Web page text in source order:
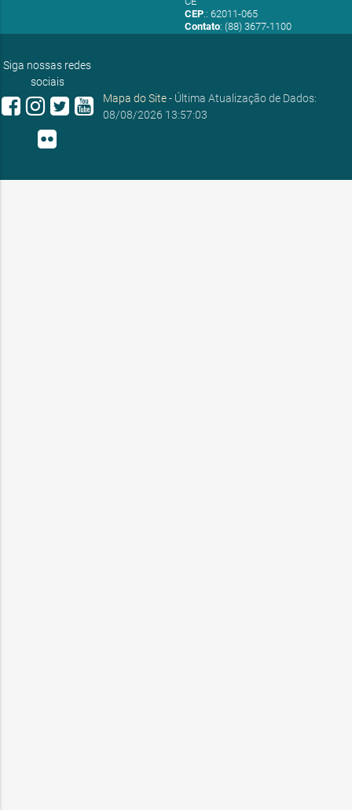
CEP.: 62011-065
Contato: (88) 3677-1100
Siga nossas redes
sociais
Mapa do Site- Última Atualização de Dados:
08/08/2026 13:57:03